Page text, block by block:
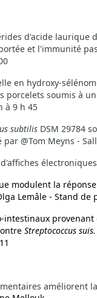
d'acide laurique
et l'immunité
en hydroxy-
soumis à
à 9 h 45
subtilis DSM 29784
par @Tom Meyns -
électroniques
modulent la
Lemâle - Stand
Streptococcus suis.
améliorent